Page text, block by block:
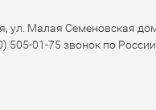
ул. Малая Семеновская
505-01-75 звонок по России